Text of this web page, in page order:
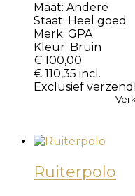
Maat: Andere
Staat: Heel goed
Merk: GPA
Kleur: Bruin
€ 100,00
€ 110,35 incl.
Exclusief
Ruiterpolo